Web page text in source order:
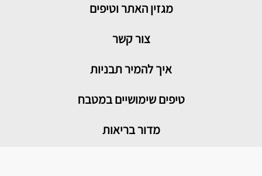
מגזין האתר וטיפים
צור קשר
איך להמיר תבניות
טיפים שימושיים במטבח
מדור בריאות